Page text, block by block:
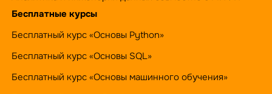
Бесплатные курсы
Бесплатный курс «Основы Python»
Бесплатный курс «Основы SQL»
Бесплатный курс «Основы машинного обучения»